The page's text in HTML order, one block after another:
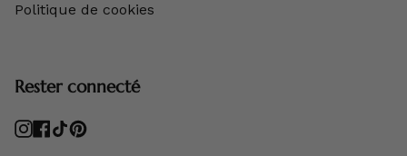
Politique de cookies
Rester connecté
Instagram
Facebook
TikTokPinterest